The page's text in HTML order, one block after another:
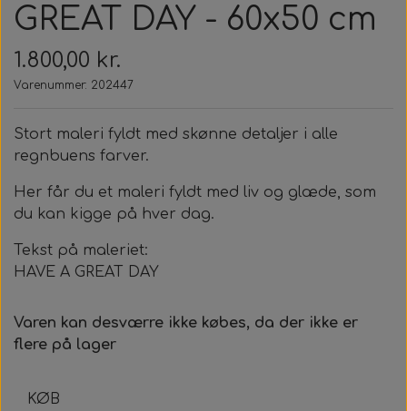
GREAT DAY - 60x50 cm
1.800,00 kr.
Varenummer: 202447
Stort maleri fyldt med skønne detaljer i alle
regnbuens farver.
Her får du et maleri fyldt med liv og glæde, som
du kan kigge på hver dag.
Tekst på maleriet:
HAVE A GREAT DAY
Varen kan desværre ikke købes, da der ikke er
flere på lager
KØB